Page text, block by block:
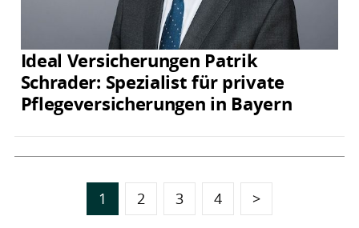
Ideal Versicherungen Patrik
Schrader: Spezialist für private
Pflegeversicherungen in Bayern
1 2 3 4 >